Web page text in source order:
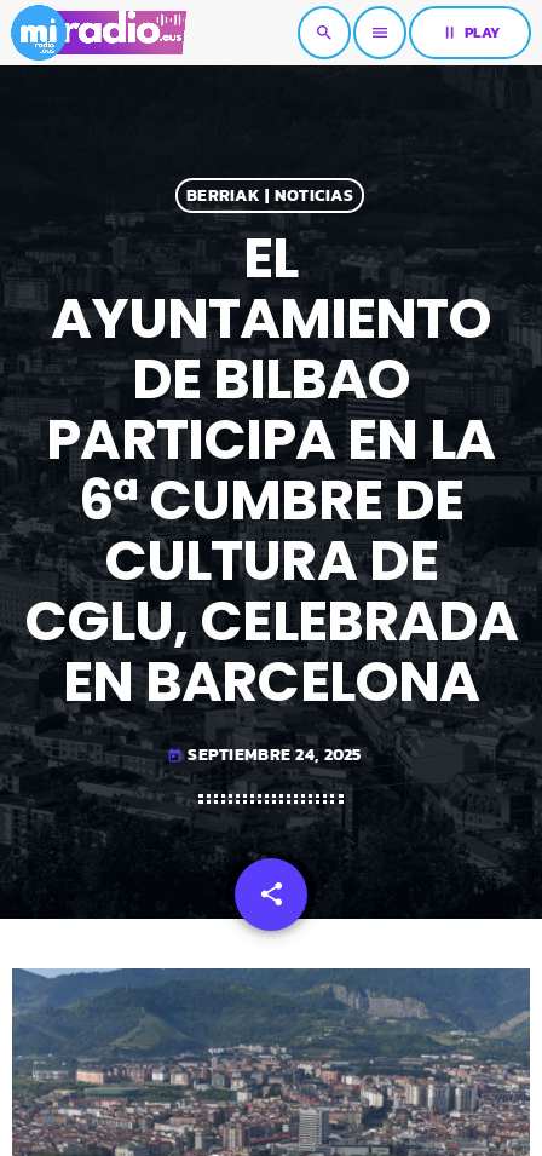
search menu pause PLAY
BERRIAK | NOTICIAS
EL
AYUNTAMIENTO
DE BILBAO
PARTICIPA EN LA
6ª CUMBRE DE
CULTURA DE
CGLU, CELEBRADA
EN BARCELONA
today SEPTIEMBRE 24, 2025
share
email